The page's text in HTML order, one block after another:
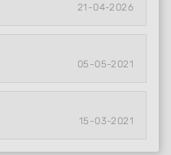
21-04-2026
05-05-2021
15-03-2021